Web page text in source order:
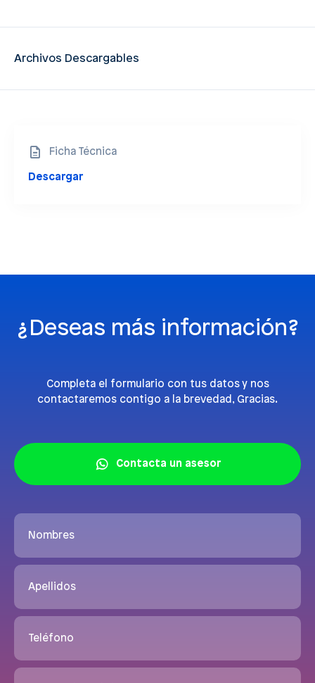
Archivos Descargables
Ficha Técnica
Descargar
¿Deseas más información?
Completa el formulario con tus datos y nos
contactaremos contigo a la brevedad, Gracias.
Contacta un asesor
Nombres
Apellidos
Teléfono